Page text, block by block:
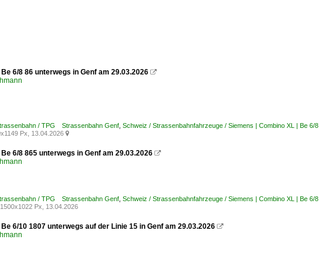
6/8 86 unterwegs in Genf am 29.03.2026 
/ TPG Strassenbahn Genf Schweiz / Strassenbahnfahrzeuge / Siemens | Combino XL | Be 6/8
Px, 13.04.2026 
6/8 865 unterwegs in Genf am 29.03.2026 
/ TPG Strassenbahn Genf Schweiz / Strassenbahnfahrzeuge / Siemens | Combino XL | Be 6/8
1500x1022 Px, 13.04.2026
6/10 1807 unterwegs auf der Linie 15 in Genf am 29.03.2026 